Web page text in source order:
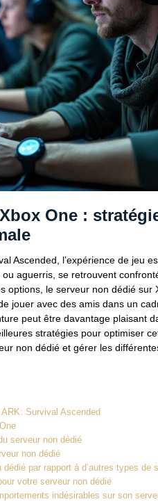
One :
Ascended, l’expérience de jeu
aguerris, se retrouvent
options, le serveur non dédié sur
jouer avec des amis dans un
peut être davantage plaisant
stratégies pour optimiser
non dédié et gérer les
Survival Ascended
serveur non dédié
non dédié
par rapport à d’autres types de
votre serveur non dédié
indésirables sur son